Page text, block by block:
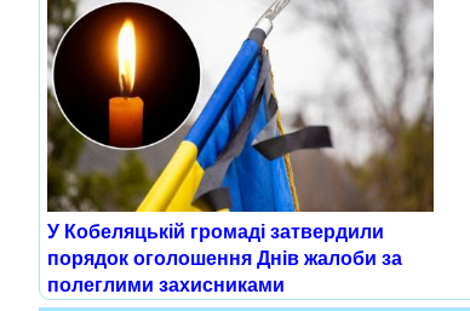
У Кобеляцькій громаді затвердили
порядок оголошення Днів жалоби за
полеглими захисниками